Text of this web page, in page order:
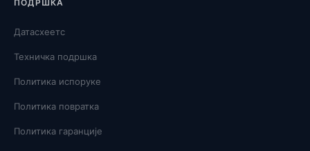
ПОДРШКА
Датасхеетс
Техничка подршка
Политика испоруке
Политика повратка
Политика гаранције